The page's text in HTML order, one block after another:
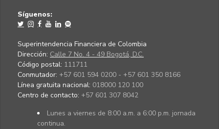
Síguenos:
Superintendencia Financiera de Colombia
Dirección: Calle 7 No. 4 - 49 Bogotá, D.C.
Código postal: 111711
Conmutador: +57 601 594 0200 - +57 601 350 8166
Línea gratuita nacional: 018000 120 100
Centro de contacto: +57 601 307 8042
Lunes a viernes de 8:00 a.m. a 6:00 p.m. jornada
continua.